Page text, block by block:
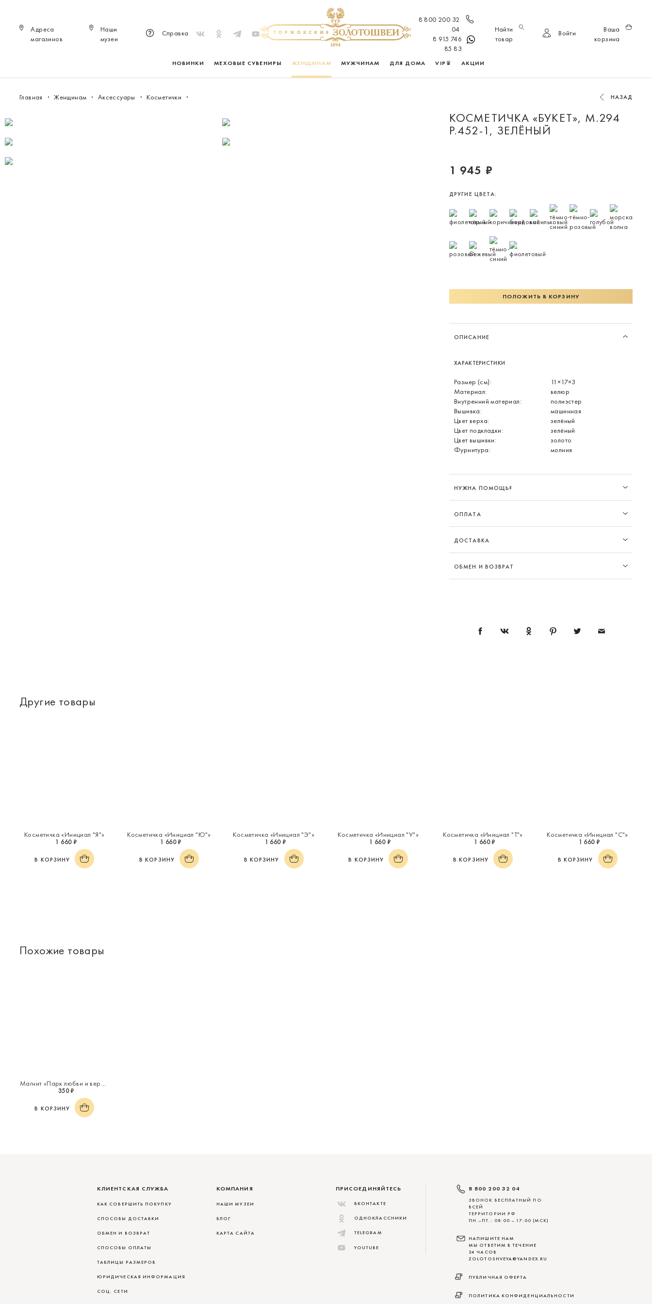
Адреса
магазинов
Наши
музеи
Справка
8 800 200 32
04
8 915 746
85 83
Найти
товар
Войти
Ваша
корзина
НОВИНКИ МЕХОВЫЕ СУВЕНИРЫ ЖЕНЩИНАМ МУЖЧИНАМ ДЛЯ ДОМА VIP♛ АКЦИИ
Главная Женщинам Аксессуары Косметички НАЗАД
КОСМЕТИЧКА «БУКЕТ», М.294
Р.452-1, ЗЕЛЁНЫЙ
1 945 ₽
ДРУГИЕ ЦВЕТА:
ПОЛОЖИТЬ В КОРЗИНУ
ОПИСАНИЕ
ХАРАКТЕРИСТИКИ
Размер (см):
11×17×3
Материал:
велюр
Внутренний материал:
полиэстер
Вышивка:
машинная
Цвет верха:
зелёный
Цвет подкладки:
зелёный
Цвет вышивки:
золото
Фурнитура:
молния
НУЖНА ПОМОЩЬ?
ОПЛАТА
ДОСТАВКА
ОБМЕН И ВОЗВРАТ
Другие товары
Косметичка «Инициал "Я"»
1 660 ₽
В КОРЗИНУ
Косметичка «Инициал "Ю"»
1 660 ₽
В КОРЗИНУ
Косметичка «Инициал "Э"»
1 660 ₽
В КОРЗИНУ
Косметичка «Инициал "У"»
1 660 ₽
В КОРЗИНУ
Косметичка «Инициал "Т"»
1 660 ₽
В КОРЗИНУ
Косметичка «Инициал "С"»
1 660 ₽
В КОРЗИНУ
Похожие товары
Магнит «Парк любви и верности»
350 ₽
В КОРЗИНУ
ПРИСОЕДИНЯЙТЕСЬ
ВКОНТАКТЕ
ОДНОКЛАССНИКИ
TELEGRAM
YOUTUBE
8 800 200 32 04
ЗВОНОК БЕСПЛАТНЫЙ ПО
ВСЕЙ
ТЕРРИТОРИИ РФ
ПН.–ПТ.: 08:00 – 17:00 (МСК)
НАПИШИТЕ НАМ
МЫ ОТВЕТИМ В ТЕЧЕНИЕ
24 ЧАСОВ
ZOLOTOSHVEYA@YANDEX.RU
ПУБЛИЧНАЯ ОФЕРТА
ПОЛИТИКА КОНФИДЕНЦИАЛЬНОСТИ
КЛИЕНТСКАЯ СЛУЖБА
КАК СОВЕРШИТЬ ПОКУПКУ
СПОСОБЫ ДОСТАВКИ
ОБМЕН И ВОЗВРАТ
СПОСОБЫ ОПЛАТЫ
ТАБЛИЦЫ РАЗМЕРОВ
ЮРИДИЧЕСКАЯ ИНФОРМАЦИЯ
СОЦ. СЕТИ
КОМПАНИЯ
НАШИ МУЗЕИ
БЛОГ
КАРТА САЙТА